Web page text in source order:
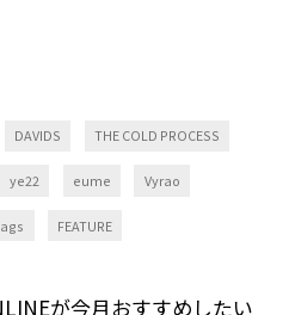
DAVIDS THE COLD PROCESS
ye22 eume Vyrao
FEATURE
が今月おすすめしたい